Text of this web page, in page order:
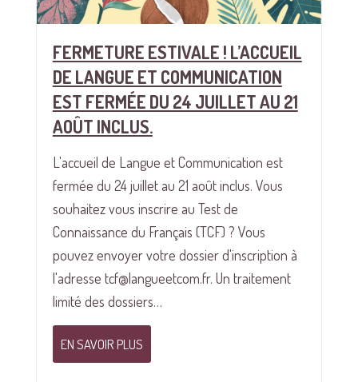
FERMETURE ESTIVALE ! L’ACCUEIL
DE LANGUE ET COMMUNICATION
EST FERMÉE DU 24 JUILLET AU 21
AOÛT INCLUS.
L'accueil de Langue et Communication est
fermée du 24 juillet au 21 août inclus. Vous
souhaitez vous inscrire au Test de
Connaissance du Français (TCF) ? Vous
pouvez envoyer votre dossier d'inscription à
l'adresse tcf@langueetcom.fr. Un traitement
limité des dossiers…
EN SAVOIR PLUS